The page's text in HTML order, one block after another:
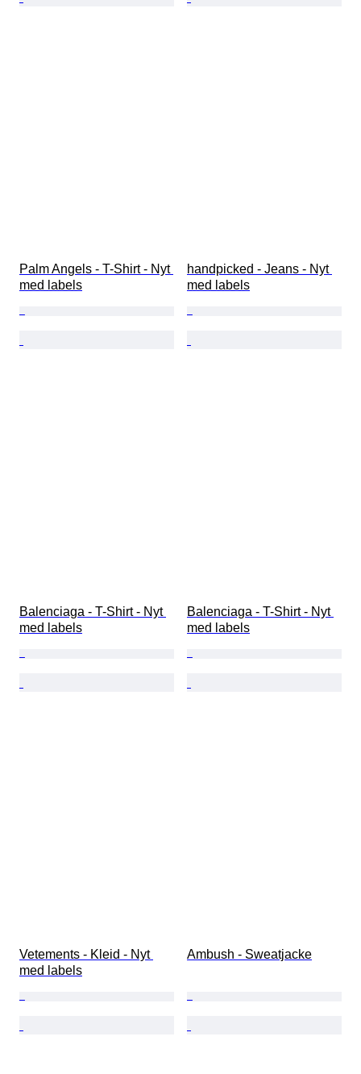
Palm Angels - T-Shirt - Nyt
med labels
handpicked - Jeans - Nyt
med labels
Balenciaga - T-Shirt - Nyt
med labels
Balenciaga - T-Shirt - Nyt
med labels
Vetements - Kleid - Nyt
med labels
Ambush - Sweatjacke